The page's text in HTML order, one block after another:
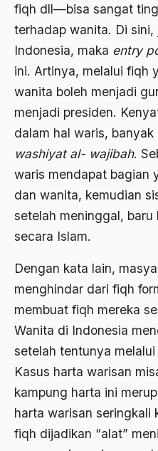
fiqh dll—bisa sangat
terhadap wanita. Di
Indonesia, maka entry
ini. Artinya, melalui fiqh
wanita boleh menjadi
menjadi presiden.
dalam hal waris,
washiyat al- wajibah.
waris mendapat bagian
dan wanita, kemudian
setelah meninggal,
secara Islam.
Dengan kata lain,
menghindar dari fiqh
membuat fiqh mereka
Wanita di Indonesia
setelah tentunya
Kasus harta warisan
kampung harta ini
harta warisan seringkali
fiqh dijadikan “alat”
António de Oliveira Salazar
Antonio Gramsci
Antony Van Leeuwenhoek
antroposentrisme
Anwar Ibrahim
Anwar Sadat
apa yang kau cari palupi
Aparat Keamanan
APEC
Apel Akbar NU
APRI
Ar-Raniry
arab
arabisasi
arafat